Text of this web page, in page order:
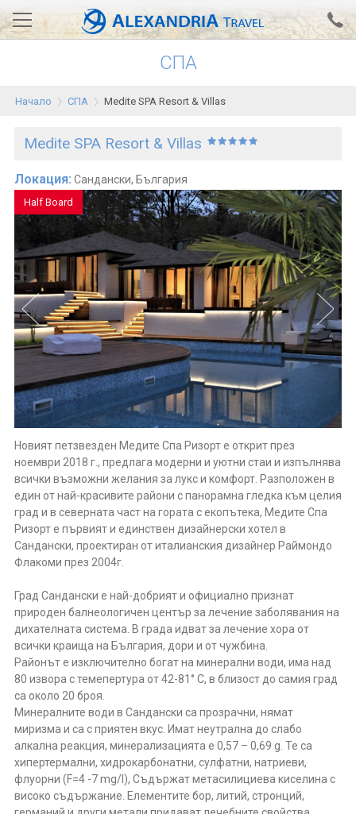
Проверка на резервация
АЛЕКСАНДРИЯ хотели
Тунис
Гърция
Екскурзии
0700 18 308 Запитване
СПА
Начало СПА Medite SPA Resort & Villas
Medite SPA Resort & Villas
Локация: Сандански, България
Half Board
Новият петзвезден Медите Спа Ризорт е открит през
ноември 2018 г., предлага модерни и уютни стаи и изпълнява
всички възможни желания за лукс и комфорт. Разположен в
един от най-красивите райони с панорамна гледка към целия
град и в северната част на гората с екопътека, Медите Спа
Ризорт е първият и единствен дизайнерски хотел в
Сандански, проектиран от италианския дизайнер Раймондо
Флакоми през 2004г.
Град Сандански е най-добрият и официално признат
природен балнеологичен център за лечение заболявания на
дихателната система. В града идват за лечение хора от
всички краища на България, дори и от чужбина.
Районът е изключително богат на минерални води, има над
80 извора с темепертура от 42-81° С, в близост до самия град
са около 20 броя.
Минералните води в Сандански са прозрачни, нямат
миризма и са с приятен вкус. Имат неутрална до слабо
алкална реакция, минерализацията е 0,57 – 0,69 g. Те са
хипертермални, хидрокарбонатни, сулфатни, натриеви,
флуорни (F=4 -7 mg/l), Съдържат метасилициева киселина с
високо съдържание. Елементите бор, литий, стронций,